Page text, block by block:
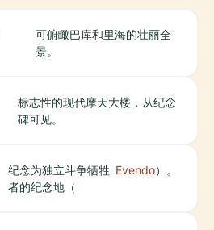
可俯瞰巴库和里海的壮丽全
景。
标志性的现代摩天大楼，从纪念
碑可见。
纪念为独立斗争牺牲
者的纪念地（
Evendo）。